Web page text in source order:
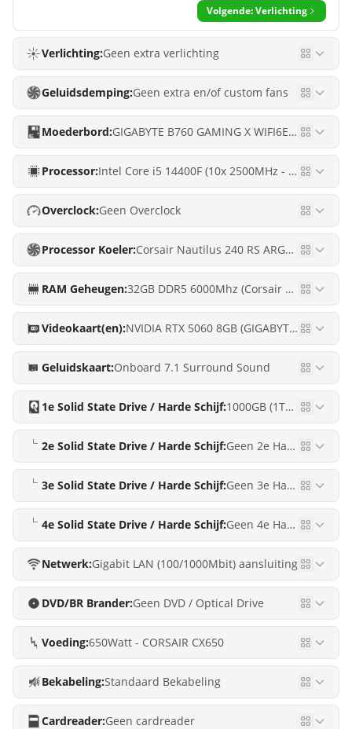
Volgende: Verlichting
Verlichting:Geen extra verlichting
Geluidsdemping:Geen extra en/of custom fans
Moederbord: GIGABYTE B760 GAMING X WIFI6E GEN5
Processor: Intel Core i5 14400F (10x 2500MHz - Turbo 4700MHz)
Overclock:Geen Overclock
Processor Koeler: Corsair Nautilus 240 RS ARGB RGB (Waterkoeling) AANBIEDING
RAM Geheugen: 32GB DDR5 6000Mhz (Corsair Vengeance) PREMIUM
Videokaart(en): NVIDIA RTX 5060 8GB (GIGABYTE RTX 5060 WINDFORCE OC 8G)
Geluidskaart:Onboard 7.1 Surround Sound
1e Solid State Drive / Harde Schijf: 1000GB (1TB) M.2 Solid State Drive (Crucial E100 1TB)
2e Solid State Drive / Harde Schijf: Geen 2e Harde schijf
3e Solid State Drive / Harde Schijf: Geen 3e Harde schijf
4e Solid State Drive / Harde Schijf: Geen 4e Harde schijf
Netwerk:Gigabit LAN (100/1000Mbit) aansluiting
DVD/BR Brander:Geen DVD / Optical Drive
Voeding:650Watt - CORSAIR CX650
Bekabeling:Standaard Bekabeling
Cardreader:Geen cardreader